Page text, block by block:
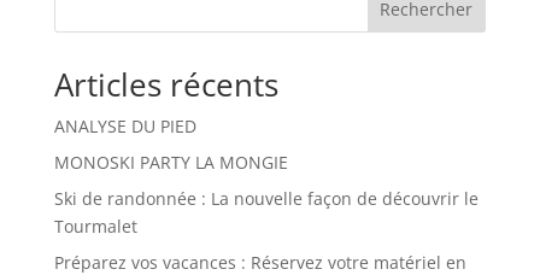
Rechercher
Articles récents
ANALYSE DU PIED
MONOSKI PARTY LA MONGIE
Ski de randonnée : La nouvelle façon de découvrir le
Tourmalet
Préparez vos vacances : Réservez votre matériel en